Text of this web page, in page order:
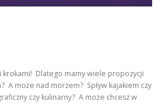
krokami! Dlatego mamy wiele propozycji
A może nad morzem? Spływ kajakiem czy
czy kulinarny? A może chcesz w